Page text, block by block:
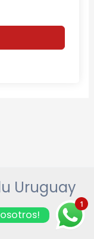
Uruguay
1